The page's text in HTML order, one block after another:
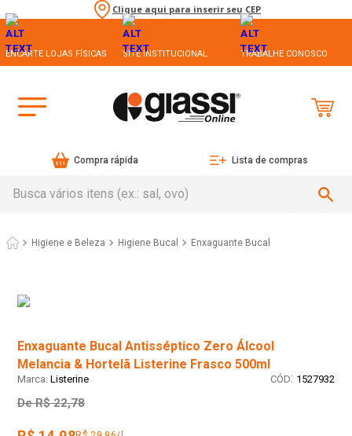
Clique aqui para inserir seu CEP
ENCARTE LOJAS FÍSICAS SITE INSTITUCIONAL TRABALHE CONOSCO
Compra rápida Lista de compras
Higiene e Beleza Higiene Bucal Enxaguante Bucal
Enxaguante Bucal Antisséptico Zero Álcool
Melancia & Hortelã Listerine Frasco 500ml
Listerine : 1527932
De R$ 22,78